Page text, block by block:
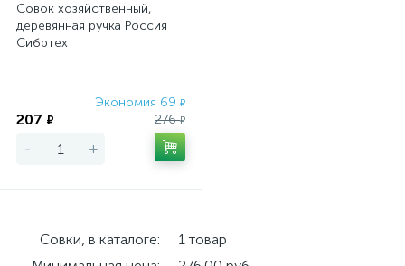
Совок хозяйственный,
деревянная ручка Россия
Сибртех
Экономия 69 ₽
207 ₽ 276₽
- +
Совки, в каталоге:
1 товар